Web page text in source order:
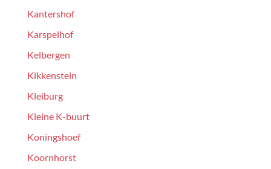
Kantershof
Karspelhof
Kelbergen
Kikkenstein
Kleiburg
Kleine K-buurt
Koningshoef
Koornhorst